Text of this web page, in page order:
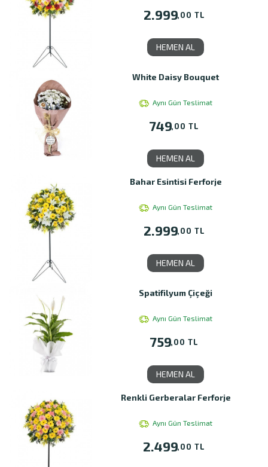
2.999,00 TL
HEMEN AL
White Daisy Bouquet
Aynı Gün Teslimat
749,00 TL
HEMEN AL
Bahar Esintisi Ferforje
Aynı Gün Teslimat
2.999,00 TL
HEMEN AL
Spatifilyum Çiçeği
Aynı Gün Teslimat
759,00 TL
HEMEN AL
Renkli Gerberalar Ferforje
Aynı Gün Teslimat
2.499,00 TL